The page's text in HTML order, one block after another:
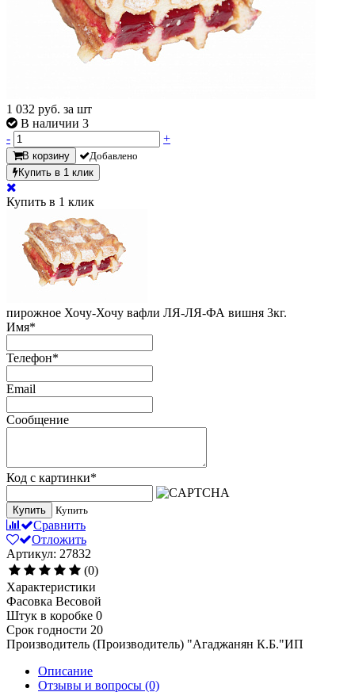
1 032 руб. за шт
В наличии 3
-
+
В корзину
Добавлено
Купить в 1 клик
Купить в 1 клик
пирожное Хочу-Хочу вафли ЛЯ-ЛЯ-ФА вишня 3кг.
Имя*
Телефон*
Email
Сообщение
Код с картинки*
Купить Купить
Сравнить
Отложить
Артикул: 27832
(0)
Характеристики
Фасовка Весовой
Штук в коробке 0
Срок годности 20
Производитель (Производитель) "Агаджанян К.Б."ИП
Описание
Отзывы и вопросы (0)